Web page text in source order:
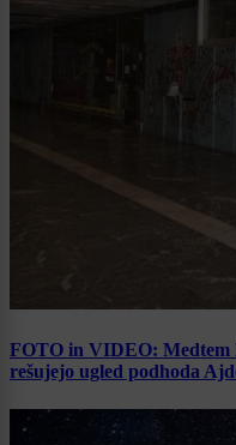
FOTO in VIDEO: Medtem
rešujejo ugled podhoda